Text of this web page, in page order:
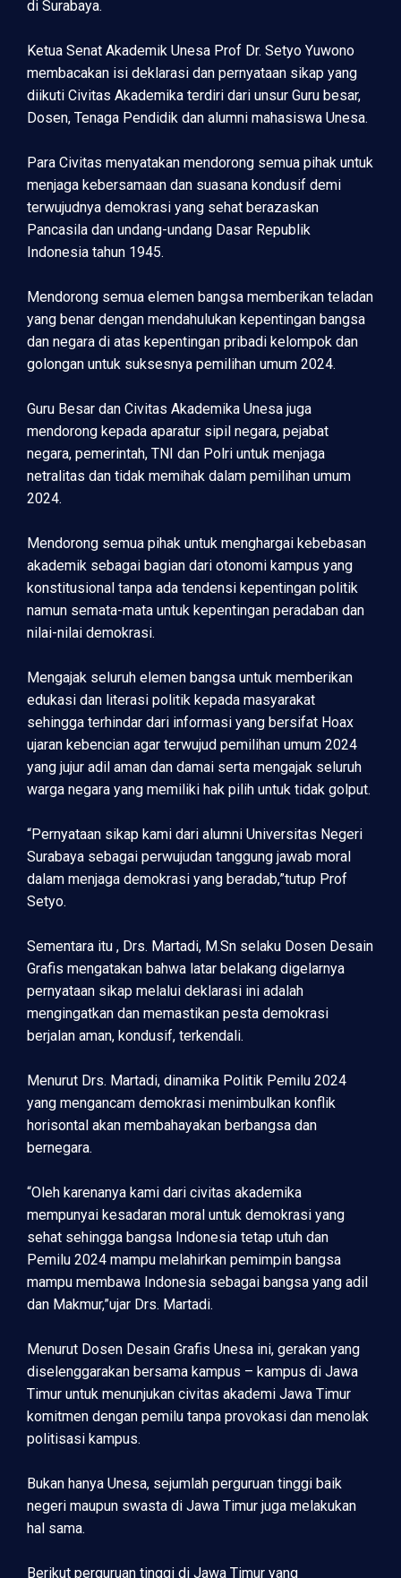
di Surabaya.
Ketua Senat Akademik Unesa Prof Dr. Setyo Yuwono
membacakan isi deklarasi dan pernyataan sikap yang
diikuti Civitas Akademika terdiri dari unsur Guru besar,
Dosen, Tenaga Pendidik dan alumni mahasiswa Unesa.
Para Civitas menyatakan mendorong semua pihak untuk
menjaga kebersamaan dan suasana kondusif demi
terwujudnya demokrasi yang sehat berazaskan
Pancasila dan undang-undang Dasar Republik
Indonesia tahun 1945.
Mendorong semua elemen bangsa memberikan teladan
yang benar dengan mendahulukan kepentingan bangsa
dan negara di atas kepentingan pribadi kelompok dan
golongan untuk suksesnya pemilihan umum 2024.
Guru Besar dan Civitas Akademika Unesa juga
mendorong kepada aparatur sipil negara, pejabat
negara, pemerintah, TNI dan Polri untuk menjaga
netralitas dan tidak memihak dalam pemilihan umum
2024.
Mendorong semua pihak untuk menghargai kebebasan
akademik sebagai bagian dari otonomi kampus yang
konstitusional tanpa ada tendensi kepentingan politik
namun semata-mata untuk kepentingan peradaban dan
nilai-nilai demokrasi.
Mengajak seluruh elemen bangsa untuk memberikan
edukasi dan literasi politik kepada masyarakat
sehingga terhindar dari informasi yang bersifat Hoax
ujaran kebencian agar terwujud pemilihan umum 2024
yang jujur adil aman dan damai serta mengajak seluruh
warga negara yang memiliki hak pilih untuk tidak golput.
“Pernyataan sikap kami dari alumni Universitas Negeri
Surabaya sebagai perwujudan tanggung jawab moral
dalam menjaga demokrasi yang beradab,”tutup Prof
Setyo.
Sementara itu , Drs. Martadi, M.Sn selaku Dosen Desain
Grafis mengatakan bahwa latar belakang digelarnya
pernyataan sikap melalui deklarasi ini adalah
mengingatkan dan memastikan pesta demokrasi
berjalan aman, kondusif, terkendali.
Menurut Drs. Martadi, dinamika Politik Pemilu 2024
yang mengancam demokrasi menimbulkan konflik
horisontal akan membahayakan berbangsa dan
bernegara.
“Oleh karenanya kami dari civitas akademika
mempunyai kesadaran moral untuk demokrasi yang
sehat sehingga bangsa Indonesia tetap utuh dan
Pemilu 2024 mampu melahirkan pemimpin bangsa
mampu membawa Indonesia sebagai bangsa yang adil
dan Makmur,”ujar Drs. Martadi.
Menurut Dosen Desain Grafis Unesa ini, gerakan yang
diselenggarakan bersama kampus – kampus di Jawa
Timur untuk menunjukan civitas akademi Jawa Timur
komitmen dengan pemilu tanpa provokasi dan menolak
politisasi kampus.
Bukan hanya Unesa, sejumlah perguruan tinggi baik
negeri maupun swasta di Jawa Timur juga melakukan
hal sama.
Berikut perguruan tinggi di Jawa Timur yang